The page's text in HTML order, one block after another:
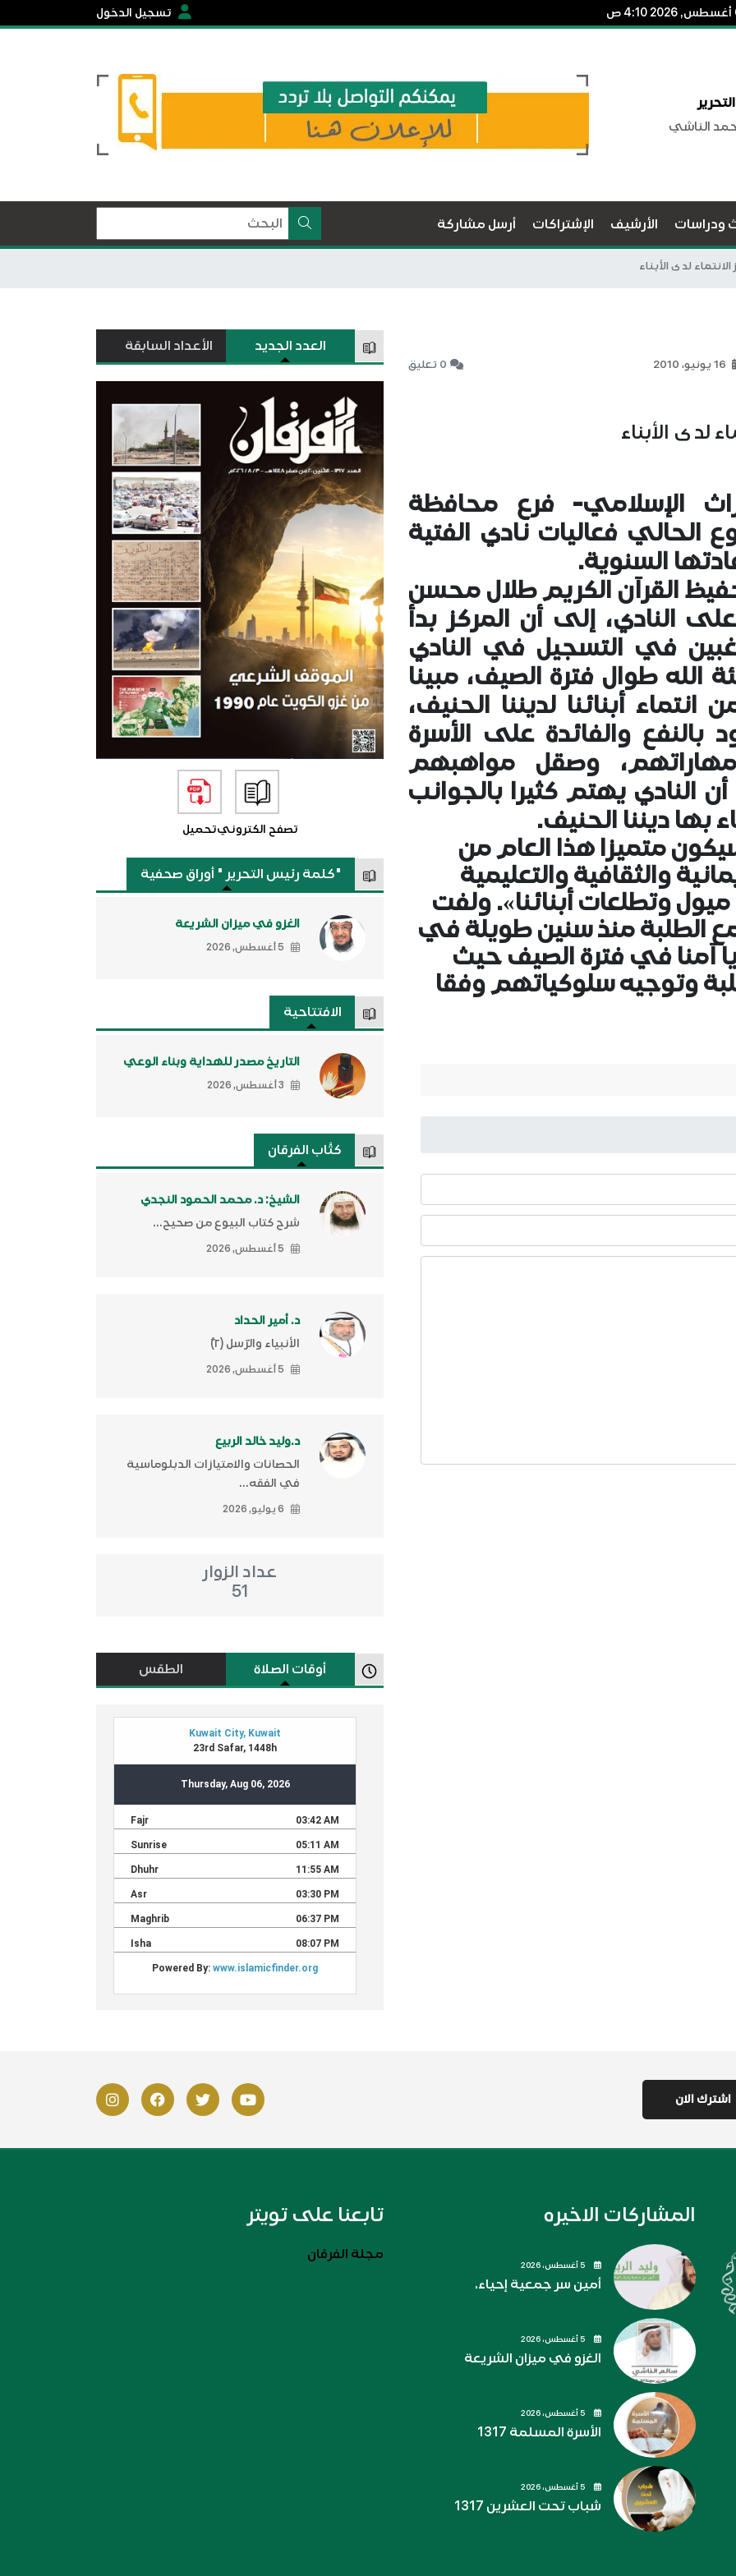
تسجيل الدخول
الناشي
ودراسات الأرشيف الإشتراكات أرسل مشاركة
لدى الأبناء
0 تعليق
لدى الأبناء
الإسلامي- فرع محافظة
الحالي فعاليات نادي الفتية
السنوية.
القرآن الكريم طلال محسن
النادي، إلى أن المركز بدأ
في التسجيل في النادي
طوال فترة الصيف، مبينا
أبنائنا لديننا الحنيف،
بالنفع والفائدة على الأسرة
وصقل مواهبهم
النادي يهتم كثيرا بالجوانب
بها ديننا الحنيف.
متميزا هذا العام من
والثقافية والتعليمية
وتطلعات أبنائنا». ولفت
الطلبة منذ سنين طويلة في
آمنا في فترة الصيف حيث
وتوجيه سلوكياتهم وفقا
العدد الجديد الأعداد السابقة
تصفح الكترونيتحميل
"كلمة رئيس التحرير " أوراق صحفية
الغزو في ميزان الشريعة
5 أغسطس, 2026
الافتتاحية
التاريخ مصدر للهداية وبناء الوعي
3 أغسطس, 2026
كتَّاب الفرقان
الشيخ: د. محمد الحمود النجدي
شرح كتاب البيوع من صحيح...
5 أغسطس, 2026
د. أمير الحداد
الأنبياء والرّسل (٢)ّ
5 أغسطس, 2026
د.وليد خالد الربيع
الحصانات والامتيازات الدبلوماسية
في الفقه...
6 يوليو, 2026
عداد الزوار
51
أوقات الصلاة الطقس
المشاركات الاخيره
أمين سر جمعية إحياء.
الغزو في ميزان الشريعة
الأسرة المسلمة 1317
شباب تحت العشرين 1317
تابعنا على تويتر
مجلة الفرقان